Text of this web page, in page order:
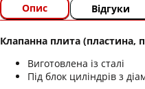
Опис Відгуки
Клапанна плита (пластина,
Виготовлена ​​із сталі
Під блок циліндрів з